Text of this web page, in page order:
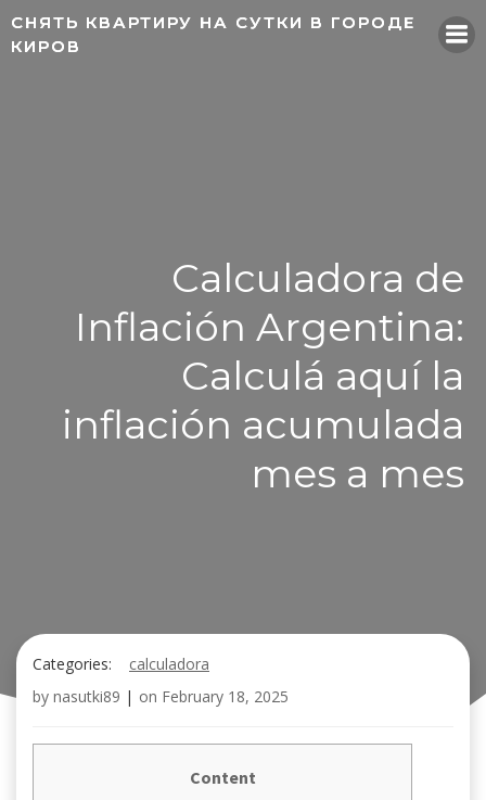
Skip
СНЯТЬ КВАРТИРУ НА СУТКИ В ГОРОДЕ
КИРОВ
СНЯТЬ КВАРТИРУ НА СУТКИ В ГОРОДЕ
КИРОВ
Calculadora de
Inflación Argentina:
Calculá aquí la
inflación acumulada
mes a mes
Categories:
calculadora
by nasutki89 | on February 18, 2025
Content